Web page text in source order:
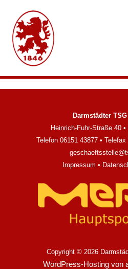
springen
Darmstädter TSG
Heinrich-Fuhr-Straße 40
Telefon 06151 43877 •
Impressum •
Copyright © 2026
WordPress-Hosting von